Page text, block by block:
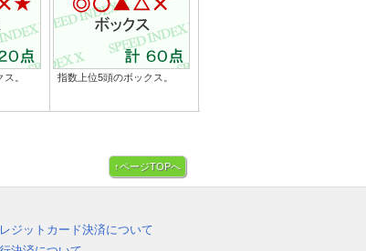
。 指数上位5頭のボックス。
↑ページTOPへ
ジットカード決済について